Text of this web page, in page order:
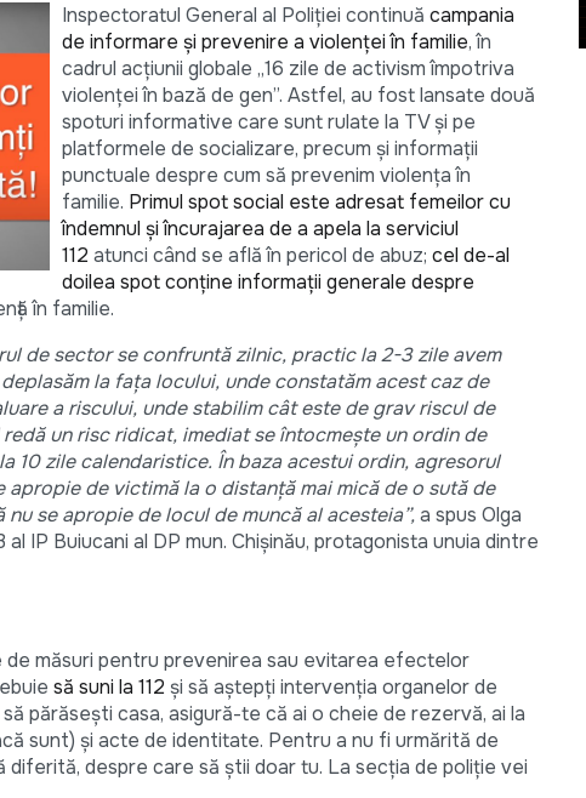
Inspectoratul General al Poliției continuă campania
de informare și prevenire a violenței în familie, în
cadrul acțiunii globale „16 zile de activism împotriva
violenței în bază de gen”. Astfel, au fost lansate două
spoturi informative care sunt rulate la TV și pe
platformele de socializare, precum și informații
punctuale despre cum să prevenim violența în
familie. Primul spot social este adresat femeilor cu
îndemnul și încurajarea de a apela la serviciul
112 atunci când se află în pericol de abuz; cel de-al
doilea spot conține informații generale despre
în familie.
de sector se confruntă zilnic, practic la 2-3 zile avem
la fața locului, unde constatăm acest caz de
a riscului, unde stabilim cât este de grav riscul de
un risc ridicat, imediat se întocmește un ordin de
10 zile calendaristice. În baza acestui ordin, agresorul
de victimă la o distanță mai mică de o sută de
se apropie de locul de muncă al acesteia”,a spus Olga
IP Buiucani al DP mun. Chișinău, protagonista unuia dintre
de măsuri pentru prevenirea sau evitarea efectelor
să suni la 112 și să aștepți intervenția organelor de
părăsești casa, asigură-te că ai o cheie de rezervă, ai la
sunt) și acte de identitate. Pentru a nu fi urmărită de
despre care să știi doar tu. La secția de poliție vei